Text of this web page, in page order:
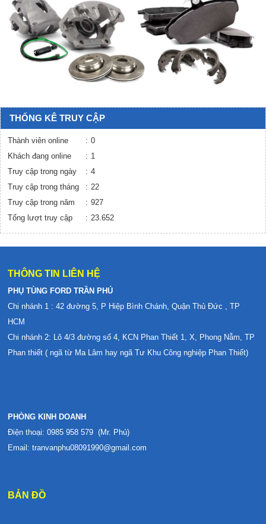
THỐNG KÊ TRUY CẬP
Thành viên online
0
Khách đang online
1
Truy cập trong ngày
4
Truy cập trong tháng
22
Truy cập trong năm
927
Tổng lượt truy cập
23.652
THÔNG TIN LIÊN HỆ
PHỤ TÙNG FORD TRẦN PHÚ
Chi nhánh 1 : 42 đường 5, P Hiệp Bình Chánh, Quận Thủ Đức , TP
HCM
Chi nhánh 2: Lô 4/3 đường số 4, KCN Phan Thiết 1, X, Phong Nẫm, TP
Phan thiết ( ngã từ Ma Lâm hay ngã Tư Khu Công nghiệp Phan Thiết)
PHÒNG KINH DOANH
Điện thoại: 0985 958 579 (Mr. Phú)
Email: tranvanphu08091990@gmail.com
BẢN ĐỒ